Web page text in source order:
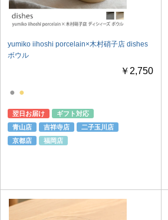
yumiko iihoshi porcelain×木村硝子店 dishes
ボウル
￥2,750
● ●
翌日お届け
ギフト対応
青山店
吉祥寺店
二子玉川店
京都店
福岡店